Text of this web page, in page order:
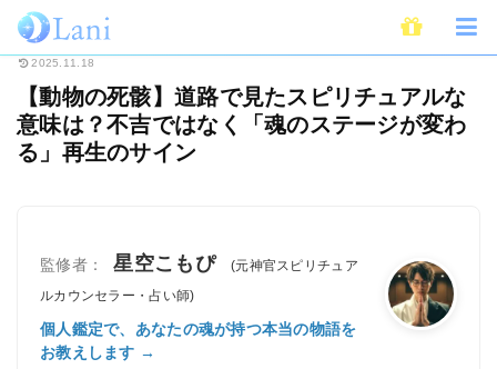
ホーム スピリチュアル 【動物の死骸】道路で見たスピリチュアルな意味
2025.11.18
【動物の死骸】道路で見たスピリチュアルな
意味は？不吉ではなく「魂のステージが変わ
る」再生のサイン
監修者： 星空こもぴ
(元神官スピリチュア
ルカウンセラー・占い師)
個人鑑定で、あなたの魂が持つ本当の物語を
お教えします →